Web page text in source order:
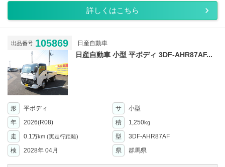
詳しくはこちら
出品番号 105869 日産自動車
日産自動車 小型 平ボディ 3DF-AHR87AF...
形 平ボディ サ
小型
年
2026(R08) 積 1,250kg
走 0.1万km (実走行距離) 型
3DF-AHR87AF
検
2028年 04月 県 群馬県